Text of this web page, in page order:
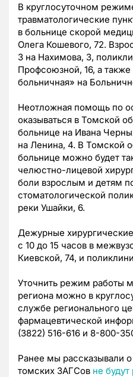
В круглосуточном
травматологические
в больнице скорой
Олега Кошевого, 72.
3 на Нахимова, 3,
Профсоюзной, 16, а
больничная» на
Неотложная помощь по
оказываться в Томской
больнице на Ивана
на Ленина, 4. В Томской
больнице можно будет
челюстно-лицевой
боли взрослым и детям
стоматологической
реки Ушайки, 6.
Дежурные
с 10 до 15 часов в
Киевской, 74, и
Уточнить режим работы
региона можно в
службе регионального
фармацевтической
(3822) 516-616 и 8-800-
Ранее мы рассказывали
томских ЗАГСов не будут